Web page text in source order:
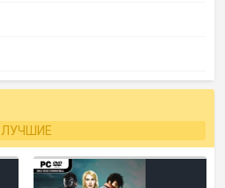
ЛУЧШИЕ